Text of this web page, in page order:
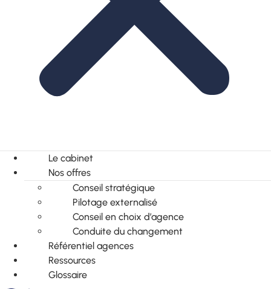
Le cabinet
Nos offres
Conseil stratégique
Pilotage externalisé
Conseil en choix d’agence
Conduite du changement
Référentiel agences
Ressources
Glossaire